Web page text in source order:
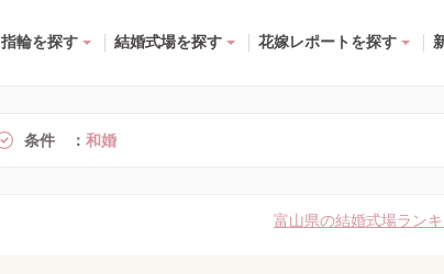
指輪を探す 結婚式場を探す 花嫁レポートを探す
条件 和婚
富山県の結婚式場ラン